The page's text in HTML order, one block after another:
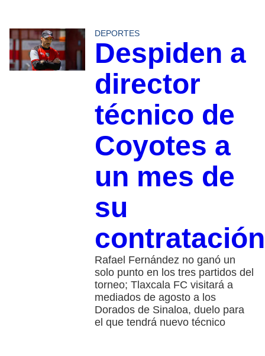
DEPORTES
Despiden a
director
técnico de
Coyotes a
un mes de
su
contratación
Rafael Fernández no ganó un
solo punto en los tres partidos del
torneo; Tlaxcala FC visitará a
mediados de agosto a los
Dorados de Sinaloa, duelo para
el que tendrá nuevo técnico